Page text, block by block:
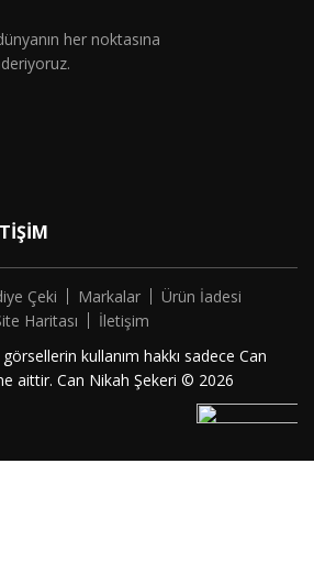
her noktasına
Çeki Markalar
Ürün İadesi
Haritası
İletişim
kullanım hakkı sadece Can
aittir. Can Nikah Şekeri © 2026